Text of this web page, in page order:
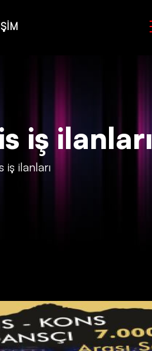
iş ilanları
iş ilanları